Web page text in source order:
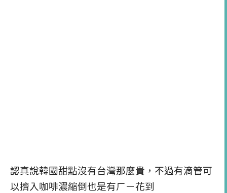
認真說韓國甜點沒有台灣那麼貴，不過有滴管可
以擠入咖啡濃縮倒也是有ㄏㄧ花到